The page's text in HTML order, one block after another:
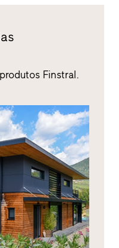
Finstral.